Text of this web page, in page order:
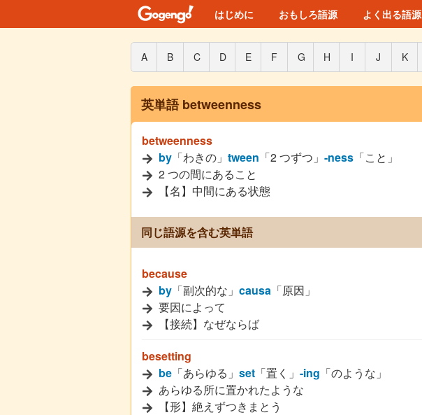
はじめに おもしろ語源 よく出る語源
A B C D E F G H I J K
英単語 betweenness
betweenness
by 「わきの」 tween 「2 つずつ」 -ness 「こと」
2 つの間にあること
【名】中間にある状態
同じ語源を含む英単語
because
by 「副次的な」 causa 「原因」
要因によって
【接続】なぜならば
besetting
be 「あらゆる」 set 「置く」 -ing 「のような」
あらゆる所に置かれたような
【形】絶えずつきまとう